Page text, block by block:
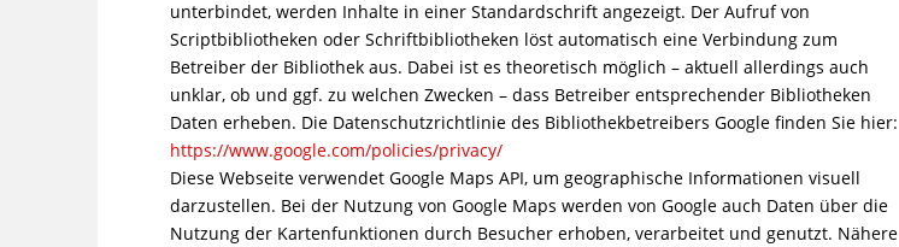
unterbindet, werden Inhalte in einer Standardschrift angezeigt. Der Aufruf von
Scriptbibliotheken oder Schriftbibliotheken löst automatisch eine Verbindung zum
Betreiber der Bibliothek aus. Dabei ist es theoretisch möglich – aktuell allerdings auch
unklar, ob und ggf. zu welchen Zwecken – dass Betreiber entsprechender Bibliotheken
Daten erheben. Die Datenschutzrichtlinie des Bibliothekbetreibers Google finden Sie hier:
https://www.google.com/policies/privacy/
Diese Webseite verwendet Google Maps API, um geographische Informationen visuell
darzustellen. Bei der Nutzung von Google Maps werden von Google auch Daten über die
Nutzung der Kartenfunktionen durch Besucher erhoben, verarbeitet und genutzt. Nähere